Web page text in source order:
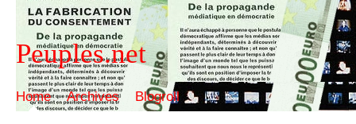
Peuples.net
Home Archives Blogroll